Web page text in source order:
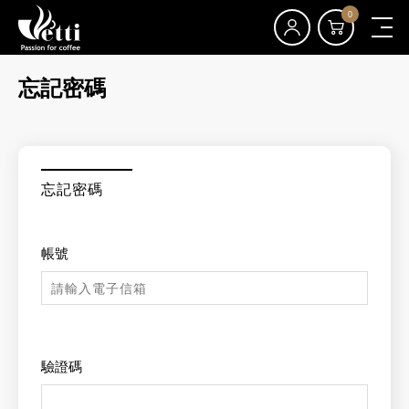
0
忘記密碼
忘記密碼
帳號
驗證碼